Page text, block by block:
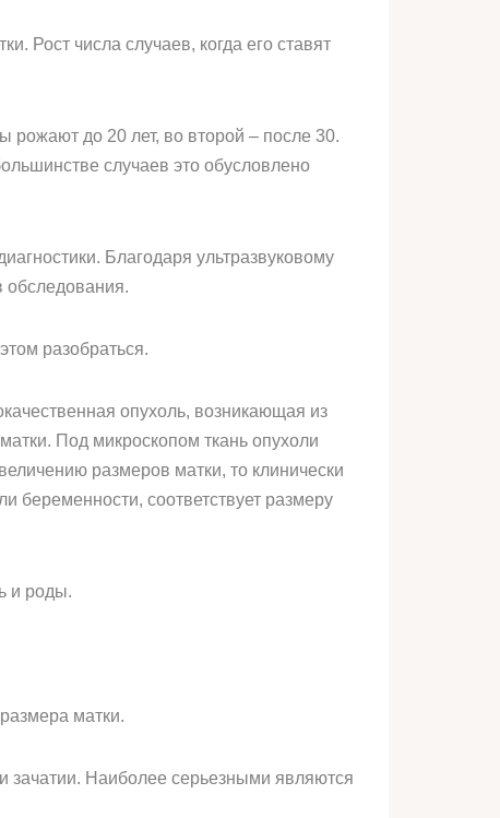
Рост числа случаев, когда его ставят
до 20 лет, во второй – после 30.
случаев это обусловлено
Благодаря ультразвуковому
обследования.
разобраться.
опухоль, возникающая из
Под микроскопом ткань опухоли
размеров матки, то клинически
беременности, соответствует размеру
и роды.
матки.
зачатии. Наиболее серьезными являются